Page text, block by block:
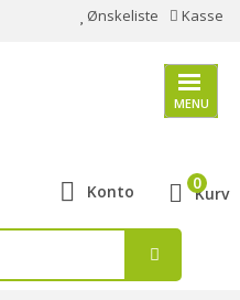
Ønskeliste Kasse
MENU
Konto Kurv
0